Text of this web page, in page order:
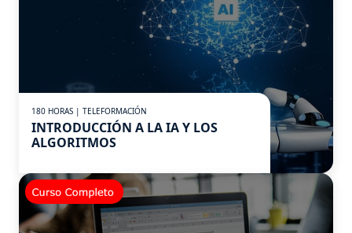
180 HORAS | TELEFORMACIÓN
INTRODUCCIÓN A LA IA Y LOS
ALGORITMOS